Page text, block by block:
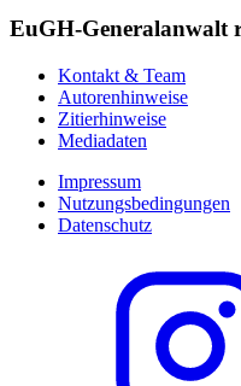
EuGH-Generalanwalt
Kontakt & Team
Autorenhinweise
Zitierhinweise
Mediadaten
Impressum
Nutzungsbedingungen
Datenschutz